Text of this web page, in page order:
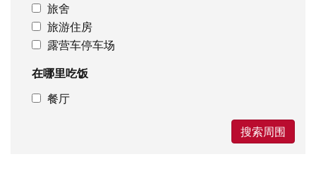
旅舍
旅游住房
露营车停车场
在哪里吃饭
餐厅
搜索周围